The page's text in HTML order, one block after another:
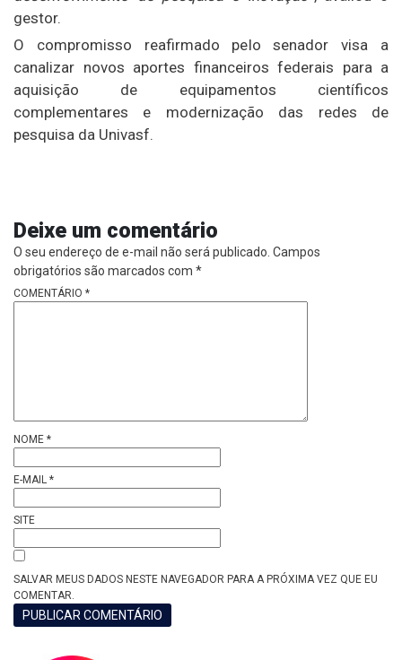
gestor.
O compromisso reafirmado pelo senador visa a
canalizar novos aportes financeiros federais para a
aquisição de equipamentos científicos
complementares e modernização das redes de
pesquisa da Univasf.
Deixe um comentário
O seu endereço de e-mail não será publicado. Campos
obrigatórios são marcados com *
COMENTÁRIO *
NOME *
E-MAIL *
SITE
SALVAR MEUS DADOS NESTE NAVEGADOR PARA A PRÓXIMA VEZ QUE EU
COMENTAR.